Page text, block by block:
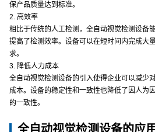
保产品质量达到标准。
2. 高效率
相比于传统的人工检测，全自动视觉检测设备
提高了检测效率。设备可以在短时间内完成大
求。
3. 降低人力成本
全自动视觉检测设备的引入使得企业可以减少
成本。设备的稳定性和一致性也降低了因人为
的一致性。
全自动视觉检测设备的应